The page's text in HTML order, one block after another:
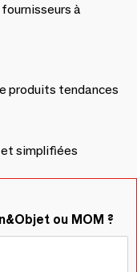
à
produits tendances
simplifiées
ou MOM ?